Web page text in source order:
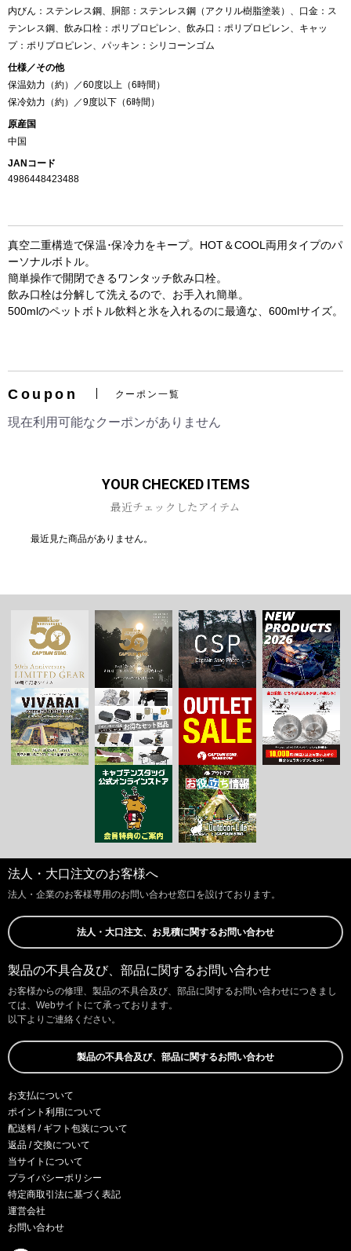
内びん：ステンレス鋼、胴部：ステンレス鋼（アクリル樹脂塗装）、口金：ス
テンレス鋼、飲み口栓：ポリプロピレン、飲み口：ポリプロピレン、キャッ
プ：ポリプロピレン、パッキン：シリコーンゴム
仕様／その他
保温効力（約）／60度以上（6時間）
保冷効力（約）／9度以下（6時間）
原産国
中国
JANコード
4986448423488
真空二重構造で保温･保冷力をキープ。HOT＆COOL両用タイプのパ
ーソナルボトル。
簡単操作で開閉できるワンタッチ飲み口栓。
飲み口栓は分解して洗えるので、お手入れ簡単。
500mlのペットボトル飲料と氷を入れるのに最適な、600mlサイズ。
Coupon クーポン一覧
現在利用可能なクーポンがありません
YOUR CHECKED ITEMS
最近チェックしたアイテム
最近見た商品がありません。
法人・大口注文のお客様へ
法人・企業のお客様専用のお問い合わせ窓口を設けております。
法人・大口注文、お見積に関するお問い合わせ
製品の不具合及び、部品に関するお問い合わせ
お客様からの修理、製品の不具合及び、部品に関するお問い合わせにつきまし
ては、Webサイトにて承っております。
以下よりご連絡ください。
製品の不具合及び、部品に関するお問い合わせ
お支払について
ポイント利用について
配送料 / ギフト包装について
返品 / 交換について
当サイトについて
プライバシーポリシー
特定商取引法に基づく表記
運営会社
お問い合わせ